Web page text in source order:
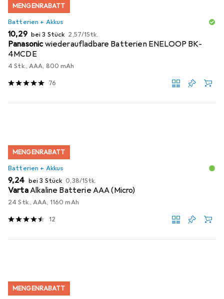
MENGENRABATT
Batterien + Akkus
EUR
10,29 bei 3 Stück EUR
2,57/1Stk.
Panasonicwiederaufladbare Batterien ENELOOP BK-
4MCDE
4 Stk., AAA, 800 mAh
76
MENGENRABATT
Batterien + Akkus
EUR
9,24 bei 3 Stück EUR
0,38/1Stk.
VartaAlkaline Batterie AAA (Micro)
24 Stk., AAA, 1160 mAh
12
MENGENRABATT